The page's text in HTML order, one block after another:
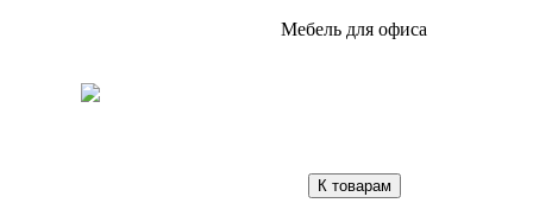
Мебель для офиса
К товарам